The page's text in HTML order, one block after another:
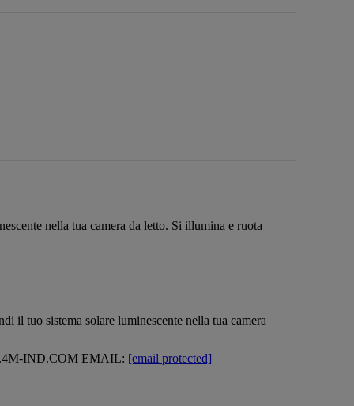
nella tua camera da letto. Si illumina e ruota
il tuo sistema solare luminescente nella tua camera
IND.COM EMAIL: [email protected]